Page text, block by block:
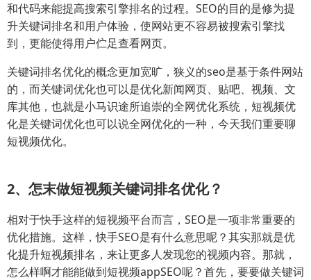
和代码来能提高搜索引擎排名的过程。SEO的目的是修为提
升关键词排名和用户体验，使网站更不容易被搜索引擎找
到，更能使得用户伫足查看网页。
关键词排名优化的概念更加宽旷，狭义的seo是基于条件网站
的，而关键词优化也可以是优化新闻网页、贴吧、视频、文
库其他，也就是小马识途所追崇的全网优化系统，短视频优
化是关键词优化也可以说全网优化的一种，今天我们重要聊
短视频优化。
2、怎末做短视频关键词排名优化？
相对于快手这样的短视频平台而言，SEO是一项非常重要的
优化措施。这样，快手SEO是有什么意思呢？其实那就是优
化提升短视频排名，来让更多人发现您的视频内容。那就，
怎么样啊才能能做到短视频appSEO呢？首先，要要做关键词